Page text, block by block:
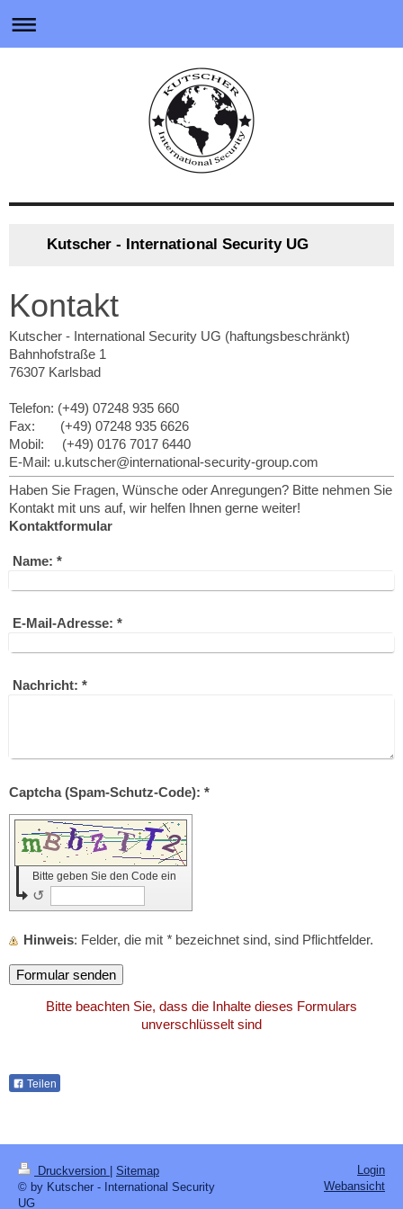
Kutscher - International Security UG
Kontakt
Kutscher - International Security UG (haftungsbeschränkt)
Bahnhofstraße 1
76307 Karlsbad
Telefon: (+49) 07248 935 660
Fax: (+49) 07248 935 6626
Mobil: (+49) 0176 7017 6440
E-Mail: u.kutscher@international-security-group.com
Haben Sie Fragen, Wünsche oder Anregungen? Bitte nehmen Sie
Kontakt mit uns auf, wir helfen Ihnen gerne weiter!
Kontaktformular
Name: *
E-Mail-Adresse: *
Nachricht: *
Captcha (Spam-Schutz-Code): *
Bitte geben Sie den Code ein
↺
Hinweis : Felder, die mit * bezeichnet sind, sind Pflichtfelder.
Bitte beachten Sie, dass die Inhalte dieses Formulars
unverschlüsselt sind
Teilen
Druckversion | Sitemap
© by Kutscher - International Security
UG
Login
Webansicht